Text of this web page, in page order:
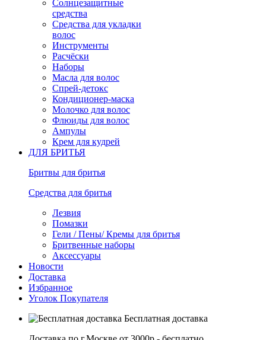
Солнцезащитные
средства
Средства для укладки
волос
Инструменты
Расчёски
Наборы
Масла для волос
Спрей-детокс
Кондиционер-маска
Молочко для волос
Флюиды для волос
Ампулы
Крем для кудрей
ДЛЯ БРИТЬЯ
Бритвы для бритья
Средства для бритья
Лезвия
Помазки
Гели / Пены/ Кремы для бритья
Бритвенные наборы
Аксессуары
Новости
Доставка
Избранное
Уголок Покупателя
Бесплатная доставка